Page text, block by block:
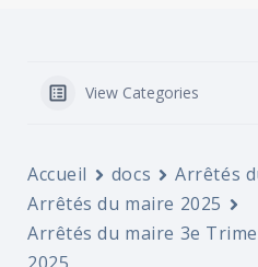
View Categories
Accueil docs
Arrêtés
Arrêtés du maire 2025
Arrêtés du maire 3e